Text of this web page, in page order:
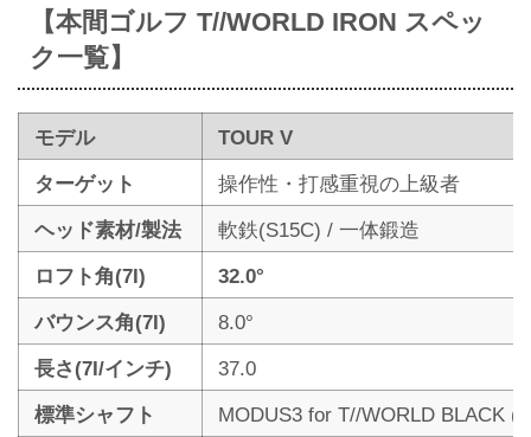
【本間ゴルフ T//WORLD IRON スペッ
ク一覧】
モデル
TOUR V
ターゲット
操作性・打感重視の上級者
ヘッド素材/製法
軟鉄(S15C) / 一体鍛造
ロフト角(7I)
32.0°
バウンス角(7I)
8.0°
長さ(7I/インチ)
37.0
標準シャフト
MODUS3 for T//WORLD BLACK